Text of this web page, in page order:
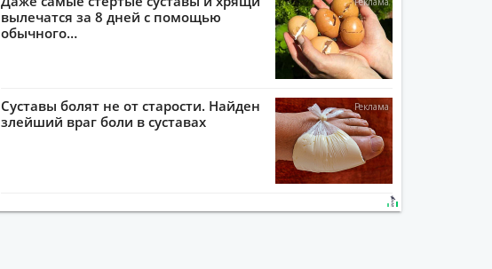
вылечатся за 8 дней с помощью
обычного…
Суставы болят не от старости. Найден
злейший враг боли в суставах